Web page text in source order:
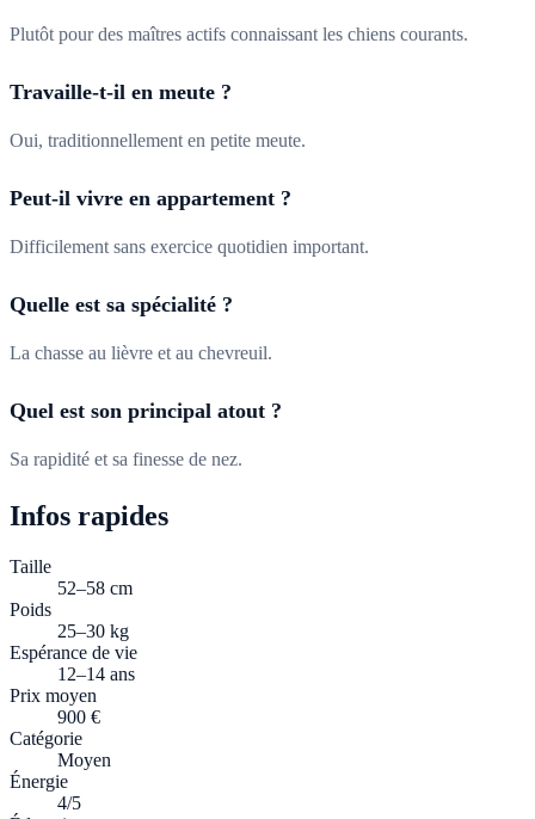
Plutôt pour des maîtres actifs connaissant les chiens courants.
Travaille-t-il en meute ?
Oui, traditionnellement en petite meute.
Peut-il vivre en appartement ?
Difficilement sans exercice quotidien important.
Quelle est sa spécialité ?
La chasse au lièvre et au chevreuil.
Quel est son principal atout ?
Sa rapidité et sa finesse de nez.
Infos rapides
Taille
52–58 cm
Poids
25–30 kg
Espérance de vie
12–14 ans
Prix moyen
900 €
Catégorie
Moyen
Énergie
4/5